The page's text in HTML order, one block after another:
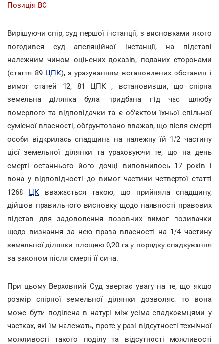
Позиція ВС
Вирішуючи спір, суд першої інстанції, з висновками якого
погодився суд апеляційної інстанції, на підставі
належним чином оцінених доказів, поданих сторонами
(стаття 89ЦПК), з урахуванням встановлених обставин і
вимог статей 12, 81 ЦПК , встановивши, що спірна
земельна ділянка була придбана під час шлюбу
померлого та відповідачки та є об'єктом їхньої спільної
сумісної власності, обґрунтовано вважав, що після смерті
особи відкрилась спадщина на належну їй 1/2 частину
цієї земельної ділянки та ураховуючи те, що на день
смерті останнього його дочці виповнилось 17 років і
вона у відповідності до вимог частини четвертої статті
1268 ЦКвважається такою, що прийняла спадщину,
дійшов правильного висновку щодо наявності правових
підстав для задоволення позовних вимог позивачки
щодо визнання за нею права власності на 1/4 частину
земельної ділянки площею 0,20 га у порядку спадкування
за законом після смерті її сина.
При цьому Верховний Суд звертає увагу на те, що якщо
розмір спірної земельної ділянки дозволяє, то вона
може бути поділена в натурі між усіма спадкоємцями у
частках, які їм належать, проте у разі відсутності технічної
можливості такого поділу та відсутності можливості